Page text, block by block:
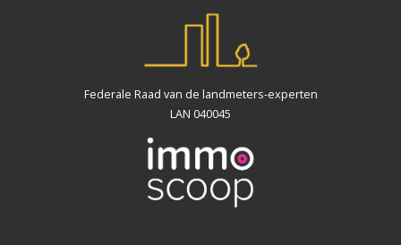
Federale Raad van de landmeters-experten
LAN 040045